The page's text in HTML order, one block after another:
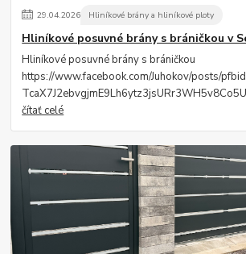
29.04.2026 Hliníkové brány a hliníkové ploty
Hliníkové posuvné brány s bráničkou v
Hliníkové posuvné brány s bráničkou
https://www.facebook.com/Juhokov/posts/
čítať celé